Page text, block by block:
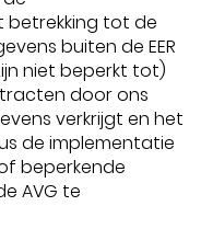
betrekking tot de
buiten de EER
niet beperkt tot)
door ons
verkrijgt en het
de implementatie
beperkende
AVG te